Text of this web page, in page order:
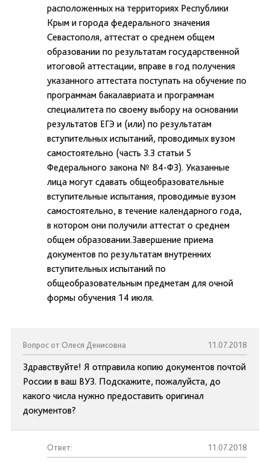
расположенных на территориях Республики
Крым и города федерального значения
Севастополя, аттестат о среднем общем
образовании по результатам государственной
итоговой аттестации, вправе в год получения
указанного аттестата поступать на обучение по
программам бакалавриата и программам
специалитета по своему выбору на основании
результатов ЕГЭ и (или) по результатам
вступительных испытаний, проводимых вузом
самостоятельно (часть 3.3 статьи 5
Федерального закона № 84-ФЗ). Указанные
лица могут сдавать общеобразовательные
вступительные испытания, проводимые вузом
самостоятельно, в течение календарного года,
в котором они получили аттестат о среднем
общем образовании.Завершение приема
документов по результатам внутренних
вступительных испытаний по
общеобразовательным предметам для очной
формы обучения 14 июля.
Вопрос от Олеся Денисовна 11.07.2018
Здравствуйте! Я отправила копию документов почтой
России в ваш ВУЗ. Подскажите, пожалуйста, до
какого числа нужно предоставить оригинал
документов?
Ответ: 11.07.2018